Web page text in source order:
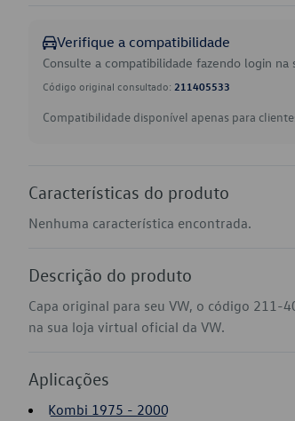
Verifique a compatibilidade
Consulte a compatibilidade fazendo login na
Código original consultado: 211405533
Compatibilidade disponível apenas para
Características do produto
Nenhuma característica encontrada.
Descrição do produto
Capa original para seu VW, o código 211-
na sua loja virtual oficial da VW.
Aplicações
Kombi 1975 - 2000